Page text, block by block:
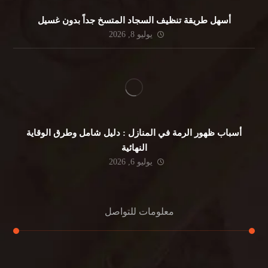
أسهل طريقة تنظيف السجاد المتسخ جداً بدون غسيل
يوليو 8, 2026
أسباب ظهور الرمة في المنازل : دليل شامل وطرق الوقاية
النهائية
يوليو 6, 2026
معلومات للتواصل